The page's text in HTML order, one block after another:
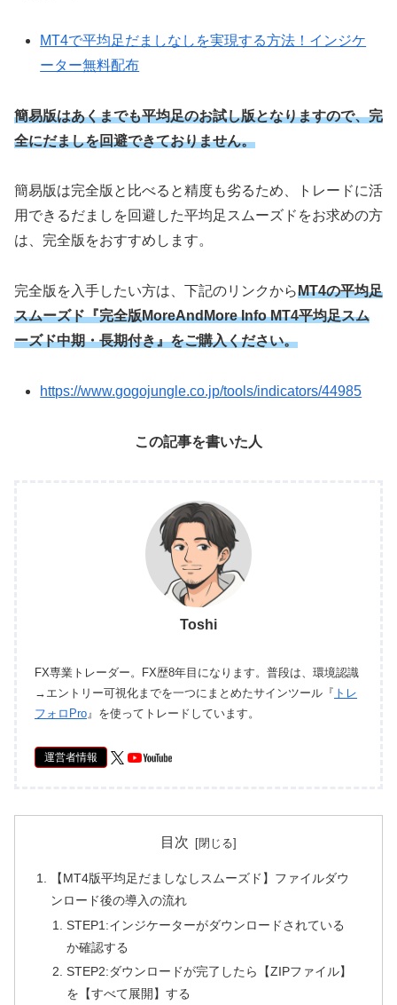
MT4で平均足だましなしを実現する方法！インジケ
ーター無料配布
簡易版はあくまでも平均足のお試し版となりますので、完
全にだましを回避できておりません。
簡易版は完全版と比べると精度も劣るため、トレードに活
用できるだましを回避した平均足スムーズドをお求めの方
は、完全版をおすすめします。
完全版を入手したい方は、下記のリンクからMT4の平均足
スムーズド『完全版MoreAndMore Info MT4平均足スム
ーズド中期・長期付き』をご購入ください。
https://www.gogojungle.co.jp/tools/indicators/44985
この記事を書いた人
Toshi
FX専業トレーダー。FX歴8年目になります。普段は、環境認識
→エントリー可視化までを一つにまとめたサインツール『 トレ
フォロPro』を使ってトレードしています。
運営者情報
目次
【MT4版平均足だましなしスムーズド】ファイルダウ
ンロード後の導入の流れ
STEP1:インジケーターがダウンロードされている
か確認する
STEP2:ダウンロードが完了したら【ZIPファイル】
を【すべて展開】する